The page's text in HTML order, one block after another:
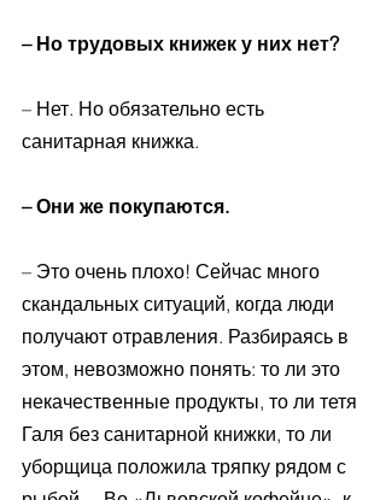
– Но трудовых книжек у них нет?
– Нет. Но обязательно есть
санитарная книжка.
– Они же покупаются.
– Это очень плохо! Сейчас много
скандальных ситуаций, когда люди
получают отравления. Разбираясь в
этом, невозможно понять: то ли это
некачественные продукты, то ли тетя
Галя без санитарной книжки, то ли
уборщица положила тряпку рядом с